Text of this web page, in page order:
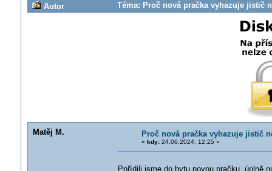
Autor Téma: Proč nová pračka vyhazuje jistič
Matěj M. Proč nová pračka vyhazuje jistič
« kdy:24.06.2024, 12:25 »
Pořídili jsme do bytu novou pračku, úplně